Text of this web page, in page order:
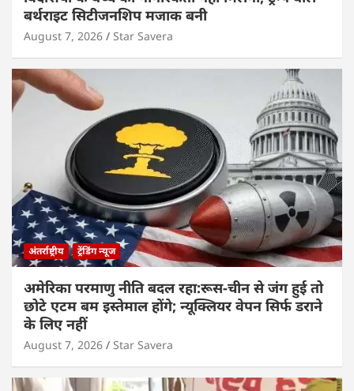
बर्थराइट सिटीजनशिप मजाक बनी
August 7, 2026 Star Savera
अंतर्राष्ट्रीय ट्रेंडिंग न्यूज
अमेरिका परमाणु नीति बदल रहा:रूस-चीन से जंग हुई तो
छोटे एटम बम इस्तेमाल होंगे; न्यूक्लियर वेपन सिर्फ डराने
के लिए नहीं
August 7, 2026 Star Savera